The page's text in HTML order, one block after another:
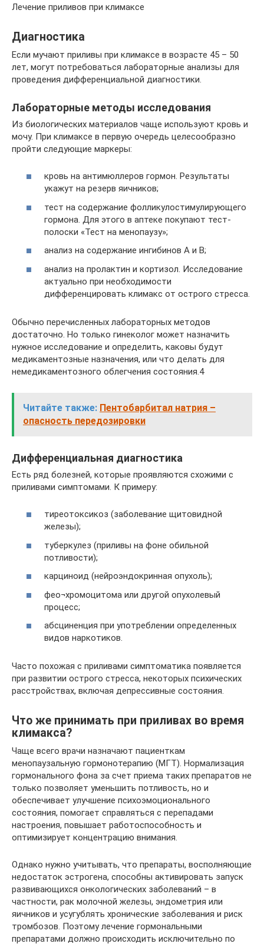
Лечение приливов при климаксе
Диагностика
Если мучают приливы при климаксе в возрасте 45 – 50
лет, могут потребоваться лабораторные анализы для
проведения дифференциальной диагностики.
Лабораторные методы исследования
Из биологических материалов чаще используют кровь и
мочу. При климаксе в первую очередь целесообразно
пройти следующие маркеры:
кровь на антимюллеров гормон. Результаты
укажут на резерв яичников;
тест на содержание фолликулостимулирующего
гормона. Для этого в аптеке покупают тест-
полоски «Тест на менопаузу»;
анализ на содержание ингибинов А и В;
анализ на пролактин и кортизол. Исследование
актуально при необходимости
дифференцировать климакс от острого стресса.
Обычно перечисленных лабораторных методов
достаточно. Но только гинеколог может назначить
нужное исследование и определить, каковы будут
медикаментозные назначения, или что делать для
немедикаментозного облегчения состояния.4
Читайте также: Пентобарбитал натрия –
опасность передозировки
Дифференциальная диагностика
Есть ряд болезней, которые проявляются схожими с
приливами симптомами. К примеру:
тиреотоксикоз (заболевание щитовидной
железы);
туберкулез (приливы на фоне обильной
потливости);
карциноид (нейроэндокринная опухоль);
фео¬хромоцитома или другой опухолевый
процесс;
абсциненция при употреблении определенных
видов наркотиков.
Часто похожая с приливами симптоматика появляется
при развитии острого стресса, некоторых психических
расстройствах, включая депрессивные состояния.
Что же принимать при приливах во время
климакса?
Чаще всего врачи назначают пациенткам
менопаузальную гормонотерапию (МГТ). Нормализация
гормонального фона за счет приема таких препаратов не
только позволяет уменьшить потливость, но и
обеспечивает улучшение психоэмоционального
состояния, помогает справляться с перепадами
настроения, повышает работоспособность и
оптимизирует концентрацию внимания.
Однако нужно учитывать, что препараты, восполняющие
недостаток эстрогена, способны активировать запуск
развивающихся онкологических заболеваний – в
частности, рак молочной железы, эндометрия или
яичников и усугублять хронические заболевания и риск
тромбозов. Поэтому лечение гормональными
препаратами должно происходить исключительно по